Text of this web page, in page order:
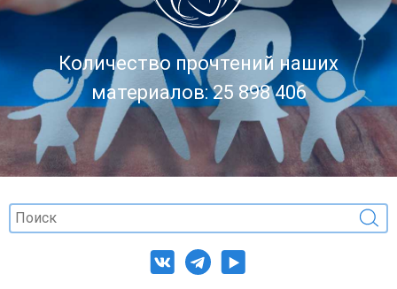
Количество прочтений наших
материалов: 25 898 406